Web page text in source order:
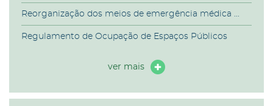
Reorganização dos meios de emergência médica ...
Regulamento de Ocupação de Espaços Públicos
ver mais